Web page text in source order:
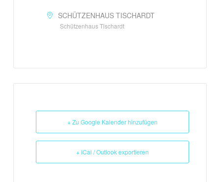
SCHÜTZENHAUS TISCHARDT
Schützenhaus Tischardt
+ Zu Google Kalender hinzufügen
+ iCal / Outlook exportieren